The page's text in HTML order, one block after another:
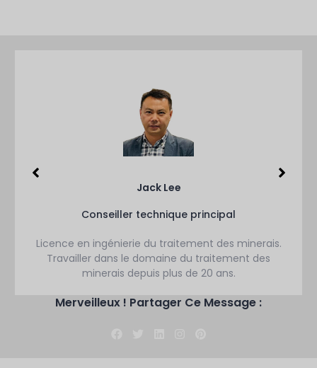
Jack Lee
Conseiller technique principal
Licence en ingénierie du traitement des minerais.
Travailler dans le domaine du traitement des
minerais depuis plus de 20 ans.
Merveilleux ! Partager Ce Message :